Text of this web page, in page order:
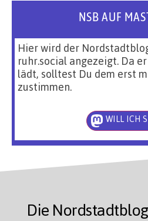
NSB AUF
Hier wird der
ruhr.social angezeigt. Da
lädt, solltest Du dem erst
zustimmen.
WILL ICH
Die